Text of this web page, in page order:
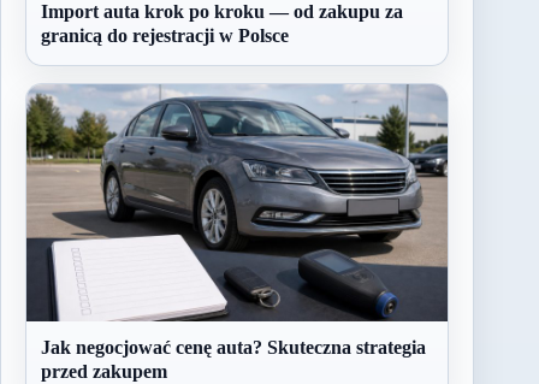
Import auta krok po kroku — od zakupu za
granicą do rejestracji w Polsce
Jak negocjować cenę auta? Skuteczna strategia
przed zakupem